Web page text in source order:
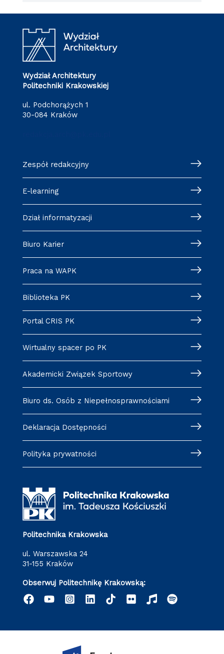
Wydział Architektury
Politechniki Krakowskiej
ul. Podchorążych 1
30-084 Kraków
Zespół redakcyjny
E-learning
Dział informatyzacji
Biuro Karier
Praca na WAPK
Biblioteka PK
Portal CRIS PK
Wirtualny spacer po PK
Akademicki Związek Sportowy
Biuro ds. Osób z Niepełnosprawnościami
Deklaracja Dostępności
Polityka prywatności
Politechnika Krakowska
ul. Warszawska 24
31-155 Kraków
Obserwuj Politechnikę Krakowską: